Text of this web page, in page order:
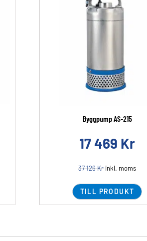
Byggpump AS-215
17 469 Kr
37 126Kr inkl. moms
TILL PRODUKT